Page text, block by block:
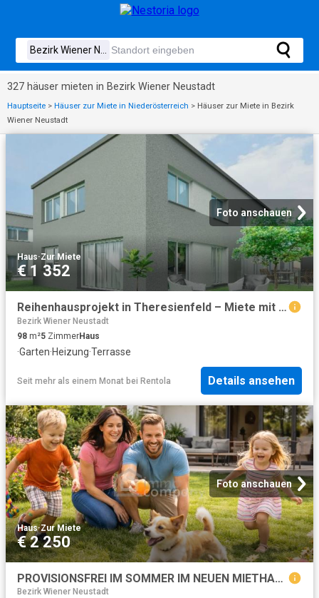
327 häuser mieten in Bezirk Wiener Neustadt
Hauptseite > Häuser zur Miete in Niederösterreich > Häuser zur Miete in Bezirk
Wiener Neustadt
Foto anschauen
Haus·Zur Miete
€ 1 352
Reihenhausprojekt in Theresienfeld – Miete mit Kaufoption – Hochwertige Neubauten mit Garten in ruhiger Lage
Bezirk Wiener Neustadt
98 m²5 ZimmerHaus
·Garten·Heizung·Terrasse
Seit mehr als einem Monat bei Rentola Details ansehen
Foto anschauen
Haus·Zur Miete
€ 2 250
PROVISIONSFREI IM SOMMER IM NEUEN MIETHAUS Dein neues Zuhause beginnt hier!
Bezirk Wiener Neustadt